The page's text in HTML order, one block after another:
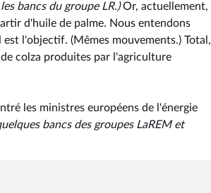
bancs du groupe LR.)Or, actuellement,
d'huile de palme. Nous entendons
l'objectif. (Mêmes mouvements.) Total,
colza produites par l'agriculture
les ministres européens de l'énergie
bancs des groupes LaREM et